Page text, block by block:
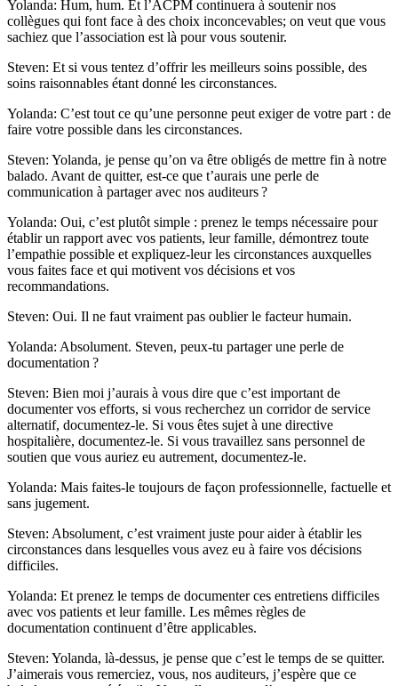
Yolanda: Hum, hum. Et l’ACPM continuera à soutenir nos
collègues qui font face à des choix inconcevables; on veut que vous
sachiez que l’association est là pour vous soutenir.
Steven: Et si vous tentez d’offrir les meilleurs soins possible, des
soins raisonnables étant donné les circonstances.
Yolanda: C’est tout ce qu’une personne peut exiger de votre part : de
faire votre possible dans les circonstances.
Steven: Yolanda, je pense qu’on va être obligés de mettre fin à notre
balado. Avant de quitter, est-ce que t’aurais une perle de
communication à partager avec nos auditeurs ?
Yolanda: Oui, c’est plutôt simple : prenez le temps nécessaire pour
établir un rapport avec vos patients, leur famille, démontrez toute
l’empathie possible et expliquez-leur les circonstances auxquelles
vous faites face et qui motivent vos décisions et vos
recommandations.
Steven: Oui. Il ne faut vraiment pas oublier le facteur humain.
Yolanda: Absolument. Steven, peux-tu partager une perle de
documentation ?
Steven: Bien moi j’aurais à vous dire que c’est important de
documenter vos efforts, si vous recherchez un corridor de service
alternatif, documentez-le. Si vous êtes sujet à une directive
hospitalière, documentez-le. Si vous travaillez sans personnel de
soutien que vous auriez eu autrement, documentez-le.
Yolanda: Mais faites-le toujours de façon professionnelle, factuelle et
sans jugement.
Steven: Absolument, c’est vraiment juste pour aider à établir les
circonstances dans lesquelles vous avez eu à faire vos décisions
difficiles.
Yolanda: Et prenez le temps de documenter ces entretiens difficiles
avec vos patients et leur famille. Les mêmes règles de
documentation continuent d’être applicables.
Steven: Yolanda, là-dessus, je pense que c’est le temps de se quitter.
J’aimerais vous remerciez, vous, nos auditeurs, j’espère que ce